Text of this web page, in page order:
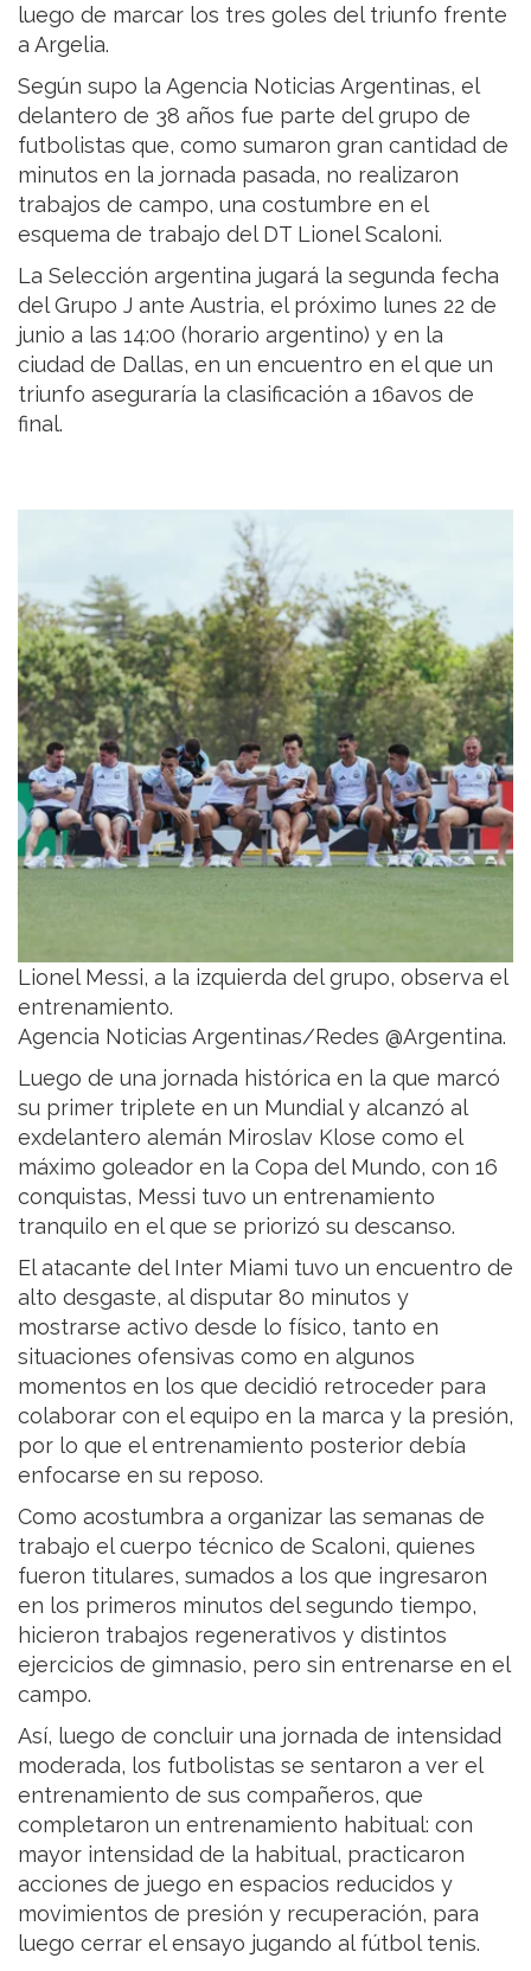
luego de marcar los tres goles del triunfo frente
a Argelia.
Según supo la Agencia Noticias Argentinas, el
delantero de 38 años fue parte del grupo de
futbolistas que, como sumaron gran cantidad de
minutos en la jornada pasada, no realizaron
trabajos de campo, una costumbre en el
esquema de trabajo del DT Lionel Scaloni.
La Selección argentina jugará la segunda fecha
del Grupo J ante Austria, el próximo lunes 22 de
junio a las 14:00 (horario argentino) y en la
ciudad de Dallas, en un encuentro en el que un
triunfo aseguraría la clasificación a 16avos de
final.
Lionel Messi, a la izquierda del grupo, observa el
entrenamiento.
Agencia Noticias Argentinas/Redes @Argentina.
Luego de una jornada histórica en la que marcó
su primer triplete en un Mundial y alcanzó al
exdelantero alemán Miroslav Klose como el
máximo goleador en la Copa del Mundo, con 16
conquistas, Messi tuvo un entrenamiento
tranquilo en el que se priorizó su descanso.
El atacante del Inter Miami tuvo un encuentro de
alto desgaste, al disputar 80 minutos y
mostrarse activo desde lo físico, tanto en
situaciones ofensivas como en algunos
momentos en los que decidió retroceder para
colaborar con el equipo en la marca y la presión,
por lo que el entrenamiento posterior debía
enfocarse en su reposo.
Como acostumbra a organizar las semanas de
trabajo el cuerpo técnico de Scaloni, quienes
fueron titulares, sumados a los que ingresaron
en los primeros minutos del segundo tiempo,
hicieron trabajos regenerativos y distintos
ejercicios de gimnasio, pero sin entrenarse en el
campo.
Así, luego de concluir una jornada de intensidad
moderada, los futbolistas se sentaron a ver el
entrenamiento de sus compañeros, que
completaron un entrenamiento habitual: con
mayor intensidad de la habitual, practicaron
acciones de juego en espacios reducidos y
movimientos de presión y recuperación, para
luego cerrar el ensayo jugando al fútbol tenis.